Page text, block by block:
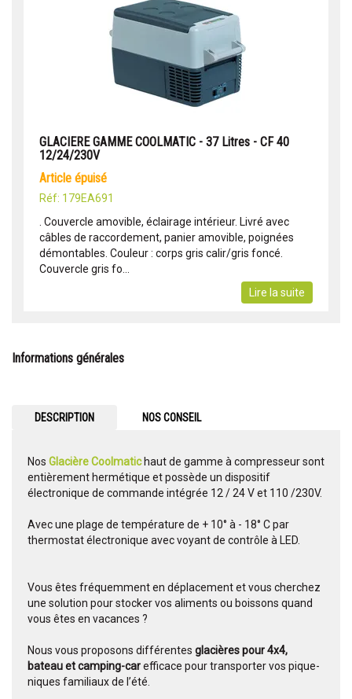
GLACIERE GAMME COOLMATIC - 37 Litres - CF 40
12/24/230V
article épuisé
Réf: 179EA691
. Couvercle amovible, éclairage intérieur. Livré avec
câbles de raccordement, panier amovible, poignées
démontables. Couleur : corps gris calir/gris foncé.
Couvercle gris fo...
Lire la suite
Informations générales
DESCRIPTION NOS CONSEIL
Nos Glacière Coolmatic haut de gamme à compresseur sont
entièrement hermétique et possède un dispositif
électronique de commande intégrée 12 / 24 V et 110 /230V.
Avec une plage de température de + 10° à - 18° C par
thermostat électronique avec voyant de contrôle à LED.
Vous êtes fréquemment en déplacement et vous cherchez
une solution pour stocker vos aliments ou boissons quand
vous êtes en vacances ?
Nous vous proposons différentes glacières pour 4x4,
bateau et camping-carefficace pour transporter vos pique-
niques familiaux de l’été.